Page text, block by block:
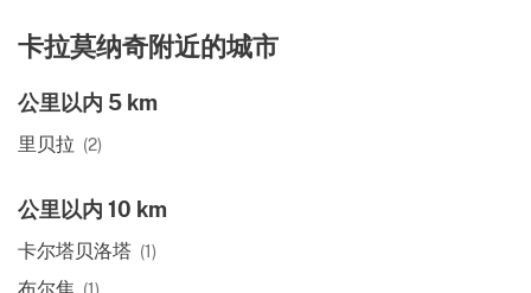
卡拉莫纳奇附近的城市
公里以内 5 km
里贝拉 (2)
公里以内 10 km
卡尔塔贝洛塔 (1)
(1)